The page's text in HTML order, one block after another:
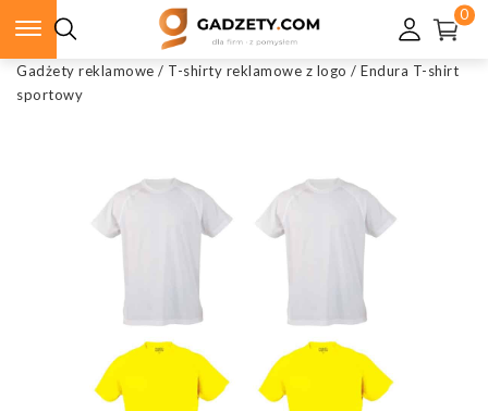
0
Gadżety reklamowe / T-shirty reklamowe z logo / Endura T-shirt
sportowy